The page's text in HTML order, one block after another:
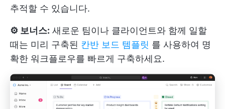
추적할 수 있습니다.
⚙️ 보너스: 새로운 팀이나 클라이언트와 함께 일할
때는 미리 구축된 칸반 보드 템플릿 를 사용하여 명
확한 워크플로우를 빠르게 구축하세요.